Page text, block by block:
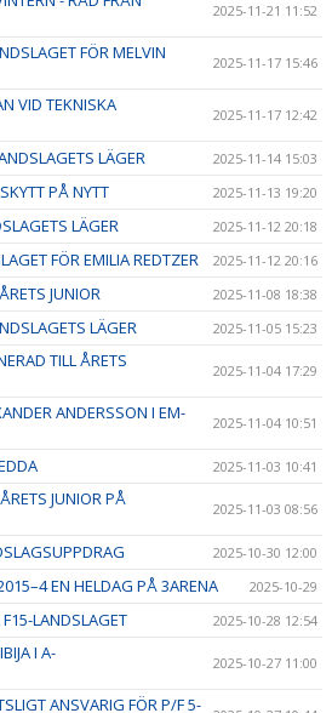
2025-11-21 11:52
FÖR MELVIN
2025-11-17 15:46
VID TEKNISKA
2025-11-17 12:42
LÄGER 2025-11-14 15:03
PÅ NYTT 2025-11-13 19:20
LÄGER 2025-11-12 20:18
FÖR EMILIA REDTZER 2025-11-12 20:16
JUNIOR 2025-11-08 18:38
LÄGER 2025-11-05 15:23
TILL ÅRETS
2025-11-04 17:29
ANDERSSON I EM-
2025-11-04 10:51
2025-11-03 10:41
JUNIOR PÅ
2025-11-03 08:56
2025-10-30 12:00
EN HELDAG PÅ 3ARENA 2025-10-29
LANDSLAGET 2025-10-28 12:54
I A-
2025-10-27 11:00
ANSVARIG FÖR P/F 5-